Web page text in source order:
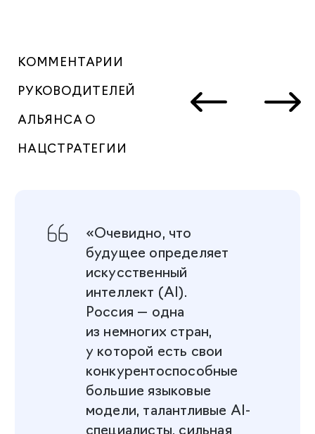
КОММЕНТАРИИ
РУКОВОДИТЕЛЕЙ
АЛЬЯНСА О
НАЦСТРАТЕГИИ
«Очевидно, что
будущее определяет
искусственный
интеллект (AI).
Россия — одна
из немногих стран,
у которой есть свои
конкурентоспособные
большие языковые
модели, талантливые AI-
специалисты, сильная